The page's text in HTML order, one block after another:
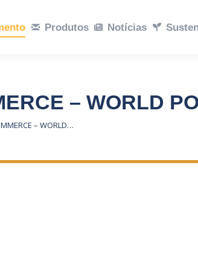
Produtos Notícias
– WORLD
– WORLD…
Notícias Sustentabilidade